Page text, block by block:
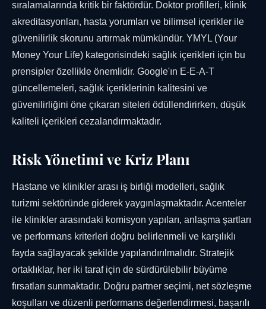
sıralamalarında kritik bir faktördür. Doktor profilleri, klinik
akreditasyonları, hasta yorumları ve bilimsel içerikler ile
güvenilirlik skorunu artırmak mümkündür. YMYL (Your
Money Your Life) kategorisindeki sağlık içerikleri için bu
prensipler özellikle önemlidir. Google'ın E-E-A-T
güncellemeleri, sağlık içeriklerinin kalitesini ve
güvenilirliğini öne çıkaran siteleri ödüllendirirken, düşük
kaliteli içerikleri cezalandırmaktadır.
Risk Yönetimi ve Kriz Planı
Hastane ve klinikler arası iş birliği modelleri, sağlık
turizmi sektöründe giderek yaygınlaşmaktadır. Acenteler
ile klinikler arasındaki komisyon yapıları, anlaşma şartları
ve performans kriterleri doğru belirlenmeli ve karşılıklı
fayda sağlayacak şekilde yapılandırılmalıdır. Stratejik
ortaklıklar, her iki taraf için de sürdürülebilir büyüme
fırsatları sunmaktadır. Doğru partner seçimi, net sözleşme
koşulları ve düzenli performans değerlendirmesi, başarılı